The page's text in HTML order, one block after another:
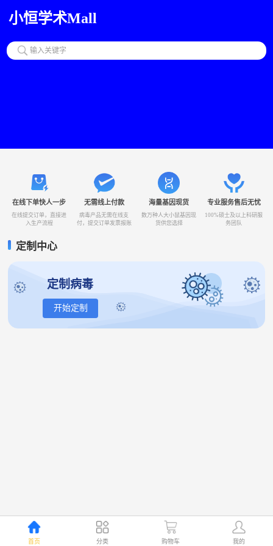
小恒学术Mall
输入关键字
在线下单快人一步
在线提交订单，直接进
入生产流程
无需线上付款
病毒产品无需在线支
付，提交订单发票报账
海量基因现货
数万种人大小鼠基因现
货供您选择
专业服务售后无忧
100%硕士及以上科研服
务团队
定制中心
定制病毒
开始定制
首页 分类 购物车 我的